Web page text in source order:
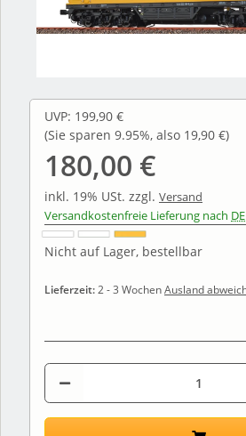
UVP: 199,90 €
(Sie sparen 9.95%, also 19,90 €)
180,00 €
inkl. 19% USt. zzgl. Versand
Versandkostenfreie Lieferung nach DE
Nicht auf Lager, bestellbar
Lieferzeit:2 - 3 WochenAusland